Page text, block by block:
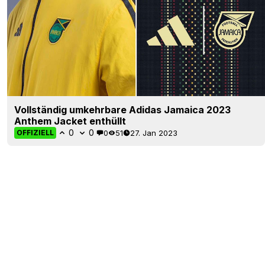
Vollständig umkehrbare Adidas Jamaica 2023
Anthem Jacket enthüllt
OFFIZIELL 0 0 0 51 27. Jan 2023